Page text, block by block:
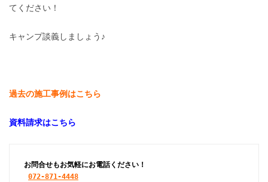
てください！
キャンプ談義しましょう♪
過去の施工事例はこちら
資料請求はこちら
お問合せもお気軽にお電話ください！
072-871-4448